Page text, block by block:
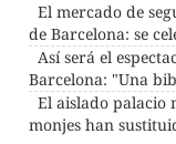
El mercado de
de Barcelona: se
Así será el
Barcelona: "Una
El aislado palacio
monjes han